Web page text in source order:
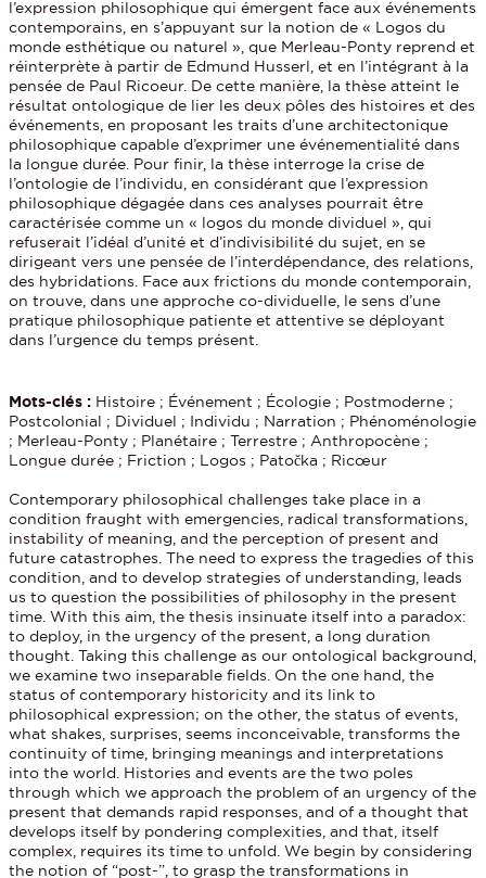
l’expression philosophique qui émergent face aux événements
contemporains, en s’appuyant sur la notion de « Logos du
monde esthétique ou naturel », que Merleau-Ponty reprend et
réinterprète à partir de Edmund Husserl, et en l’intégrant à la
pensée de Paul Ricoeur. De cette manière, la thèse atteint le
résultat ontologique de lier les deux pôles des histoires et des
événements, en proposant les traits d’une architectonique
philosophique capable d’exprimer une événementialité dans
la longue durée. Pour finir, la thèse interroge la crise de
l’ontologie de l’individu, en considérant que l’expression
philosophique dégagée dans ces analyses pourrait être
caractérisée comme un « logos du monde dividuel », qui
refuserait l’idéal d’unité et d’indivisibilité du sujet, en se
dirigeant vers une pensée de l’interdépendance, des relations,
des hybridations. Face aux frictions du monde contemporain,
on trouve, dans une approche co-dividuelle, le sens d’une
pratique philosophique patiente et attentive se déployant
dans l’urgence du temps présent.
Mots-clés : Histoire ; Événement ; Écologie ; Postmoderne ;
Postcolonial ; Dividuel ; Individu ; Narration ; Phénoménologie
; Merleau-Ponty ; Planétaire ; Terrestre ; Anthropocène ;
Longue durée ; Friction ; Logos ; Patočka ; Ricœur
Contemporary philosophical challenges take place in a
condition fraught with emergencies, radical transformations,
instability of meaning, and the perception of present and
future catastrophes. The need to express the tragedies of this
condition, and to develop strategies of understanding, leads
us to question the possibilities of philosophy in the present
time. With this aim, the thesis insinuate itself into a paradox:
to deploy, in the urgency of the present, a long duration
thought. Taking this challenge as our ontological background,
we examine two inseparable fields. On the one hand, the
status of contemporary historicity and its link to
philosophical expression; on the other, the status of events,
what shakes, surprises, seems inconceivable, transforms the
continuity of time, bringing meanings and interpretations
into the world. Histories and events are the two poles
through which we approach the problem of an urgency of the
present that demands rapid responses, and of a thought that
develops itself by pondering complexities, and that, itself
complex, requires its time to unfold. We begin by considering
the notion of “post-”, to grasp the transformations in